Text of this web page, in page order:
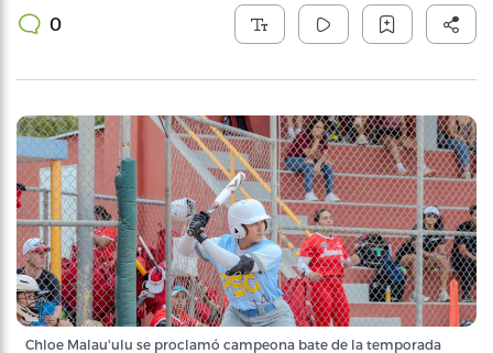
0
Chloe Malau'ulu se proclamó campeona bate de la temporada